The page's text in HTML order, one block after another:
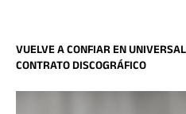
VUELVE A CONFIAR EN
CONTRATO DISCOGRÁFICO